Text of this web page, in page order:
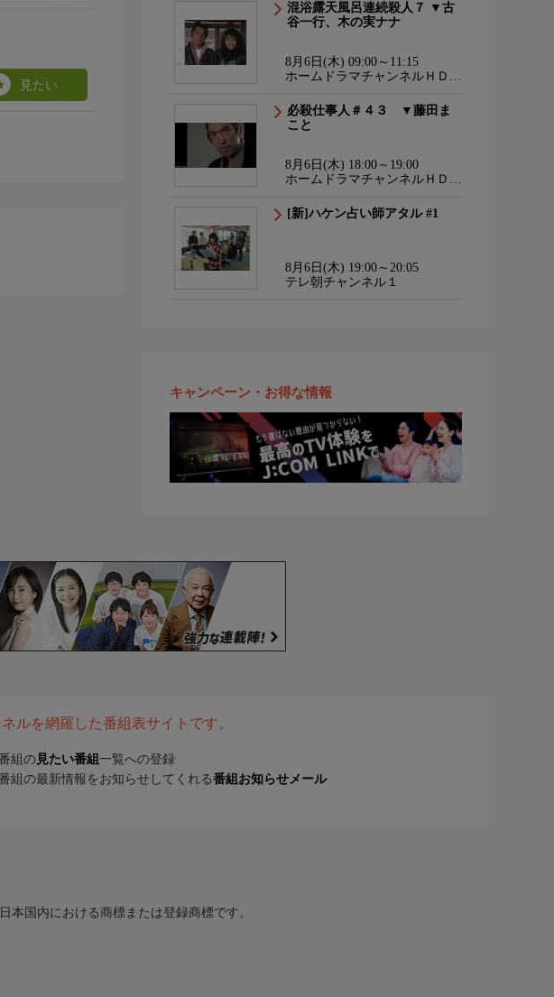
見たい
混浴露天風呂連続殺人７ ▼古
谷一行、木の実ナナ
8月6日(木) 09:00～11:15
ホームドラマチャンネルＨＤ
必殺仕事人＃４３ ▼藤田ま
こと
8月6日(木) 18:00～19:00
ホームドラマチャンネルＨＤ
[新]ハケン占い師アタル #1
8月6日(木) 19:00～20:05
テレ朝チャンネル１
キャンペーン・お得な情報
ルを網羅した番組表サイトです。
組の 見たい番組 一覧への登録
組の最新情報をお知らせしてくれる番組お知らせメール
本国内における商標または登録商標です。